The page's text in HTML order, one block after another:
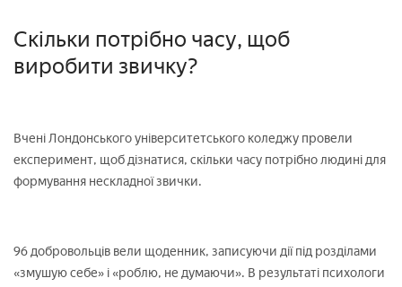
Скільки потрібно часу, щоб
виробити звичку?
Вчені Лондонського університетського коледжу провели
експеримент, щоб дізнатися, скільки часу потрібно людині для
формування нескладної звички.
96 добровольців вели щоденник, записуючи дії під розділами
«змушую себе» і «роблю, не думаючи». В результаті психологи